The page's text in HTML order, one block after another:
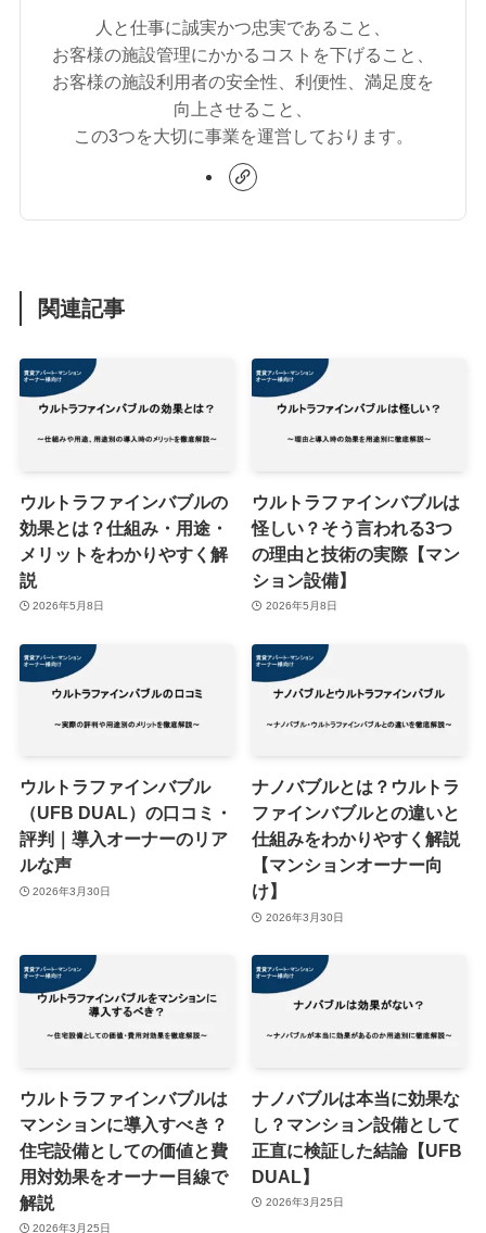
人と仕事に誠実かつ忠実であること、
お客様の施設管理にかかるコストを下げること、
お客様の施設利用者の安全性、利便性、満足度を
向上させること、
この3つを大切に事業を運営しております。
関連記事
ウルトラファインバブルの
効果とは？仕組み・用途・
メリットをわかりやすく解
説
2026年5月8日
ウルトラファインバブルは
怪しい？そう言われる3つ
の理由と技術の実際【マン
ション設備】
2026年5月8日
ウルトラファインバブル
（UFB DUAL）の口コミ・
評判｜導入オーナーのリア
ルな声
2026年3月30日
ナノバブルとは？ウルトラ
ファインバブルとの違いと
仕組みをわかりやすく解説
【マンションオーナー向
け】
2026年3月30日
ウルトラファインバブルは
マンションに導入すべき？
住宅設備としての価値と費
用対効果をオーナー目線で
解説
2026年3月25日
ナノバブルは本当に効果な
し？マンション設備として
正直に検証した結論【UFB
DUAL】
2026年3月25日